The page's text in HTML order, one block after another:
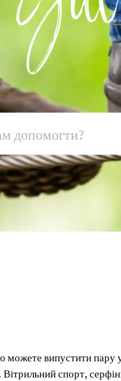
випустити пару
спорт,